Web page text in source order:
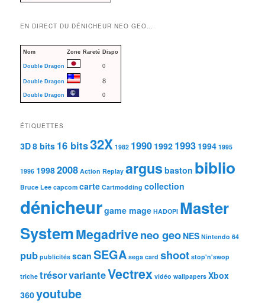
EN DIRECT DU DÉNICHEUR NEO GEO…
Nom Zone Rareté Dispo
Double Dragon 0
Double Dragon 8
Double Dragon 0
ÉTIQUETTES
3D8 bits 16 bits32X 1982 1990 1992 1993 1994 1995
1996 19982008 Action Replay argus baston biblio
Bruce Lee capcom carte Cartmodding collection
dénicheurgame mage HADOPI Master
SystemMegadriveneo geo NES Nintendo 64
pub publicités scan SEGA sega card shoot stop'n'swop
triche trésorvarianteVectrex vidéo wallpapers Xbox
360youtube